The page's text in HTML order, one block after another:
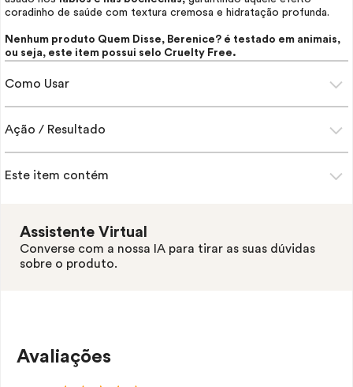
coradinho de saúde com textura cremosa e hidratação profunda.
Nenhum produto Quem Disse, Berenice? é testado em animais,
ou seja, este item possui selo Cruelty Free.
Como Usar
Ação / Resultado
Este item contém
Assistente Virtual
Converse com a nossa IA para tirar as suas dúvidas
sobre o produto.
Avaliações